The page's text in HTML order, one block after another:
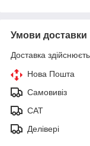
Умови доставки
Доставка
Нова Пошта
Самовивіз
САТ
Делівері